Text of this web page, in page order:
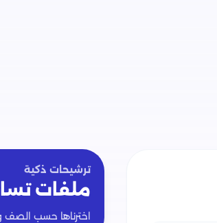
ترشيحات ذكية
ملفات
اخترناها حسب الصف